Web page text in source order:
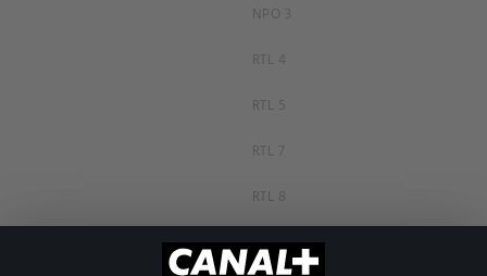
NPO 3
RTL 4
RTL 5
RTL 7
RTL 8
RTL Z